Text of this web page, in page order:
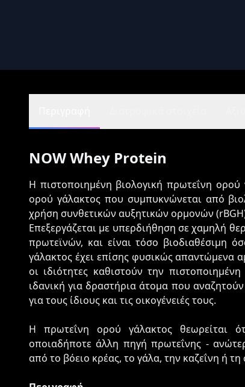
NOW Whey Protein
Η πιστοποιημένη βιολογική πρωτεΐνη
ορού γάλακτος που συμπυκνώνεται από
χρήση συνθετικών αυξητικών ορμονών
Επεξεργάζεται με υπερδιήθηση σε χαμηλή
πρωτεϊνών, και είναι τόσο βιοδιαθέσιμη
γάλακτος έχει επίσης φυσικώς απαντώμενα
οι ιδιότητες καθιστούν την
ιδανική για δραστήρια άτομα που
για τους ίδιους και τις οικογένειές τους.
Η πρωτεΐνη ορού γάλακτος θεωρείται
οποιαδήποτε άλλη πηγή πρωτεΐνης -
από το βόειο κρέας, το γάλα, την καζεΐνη ή τη